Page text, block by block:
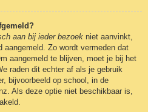
aan bij ieder bezoek niet aanvinkt,
aangemeld. Zo wordt vermeden dat
aangemeld te blijven, moet je bij het
raden dit echter af als je gebruik
bijvoorbeeld op school, in de
Als deze optie niet beschikbaar is,